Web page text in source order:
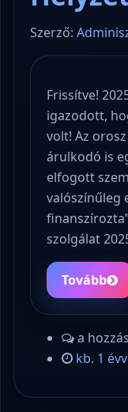
Szerző:
Frissítve!
igazodott,
volt! Az
árulkodó is
elfogott
valószínűleg
szolgálat
Tovább
a
kb. 1